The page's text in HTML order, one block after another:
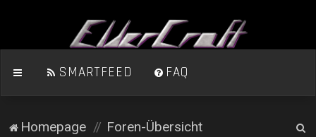
SMARTFEED FAQ
Homepage Foren-Übersicht